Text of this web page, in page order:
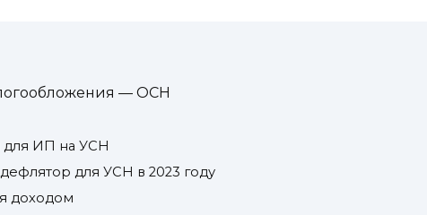
— ОСН
ИП на УСН
для УСН в 2023 году
доходом